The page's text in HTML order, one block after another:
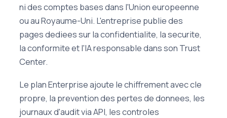
ni des comptes bases dans l'Union europeenne
ou au Royaume-Uni. L'entreprise publie des
pages dediees sur la confidentialite, la securite,
la conformite et l'IA responsable dans son Trust
Center.
Le plan Enterprise ajoute le chiffrement avec cle
propre, la prevention des pertes de donnees, les
journaux d'audit via API, les controles